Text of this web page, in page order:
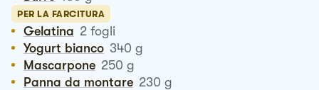
PER LA FARCITURA
Gelatina 2 fogli
Yogurt bianco 340 g
Mascarpone 250 g
Panna da montare 230 g